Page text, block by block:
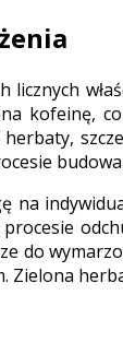
licznych
kofeinę,
na
do
Zielona